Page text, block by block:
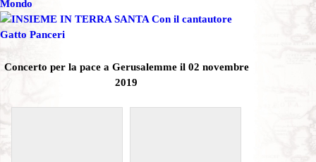
Mondo
Concerto per la pace a Gerusalemme il 02 novembre
2019